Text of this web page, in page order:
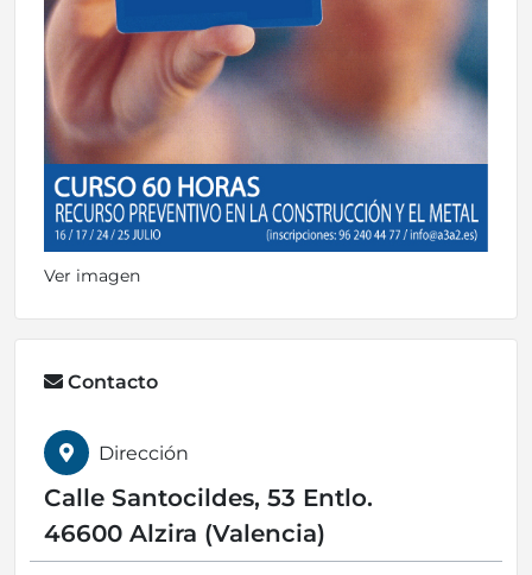
Ver imagen
Contacto
Dirección
Calle Santocildes, 53 Entlo.
46600 Alzira (Valencia)